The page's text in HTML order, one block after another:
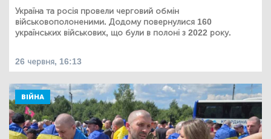
Україна та росія провели черговий обмін
військовополоненими. Додому повернулися 160
українських військових, що були в полоні з 2022 року.
26 червня, 16:13
ВІЙНА